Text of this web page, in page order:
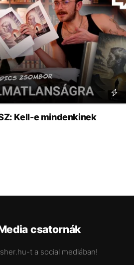
UTAZÁS
DESIGN
ARCOK
TÖRTÉNETEK
Kell-e mindenkinek
csatornák
t a social mediában!